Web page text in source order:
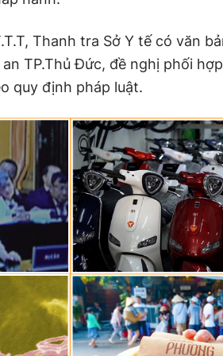
Thanh tra Sở Y tế có văn
TP.Thủ Đức, đề nghị phối
quy định pháp luật.